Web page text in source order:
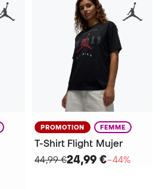
PROMOTION FEMME
T-Shirt Flight Mujer
44,99 €24,99 €−44%